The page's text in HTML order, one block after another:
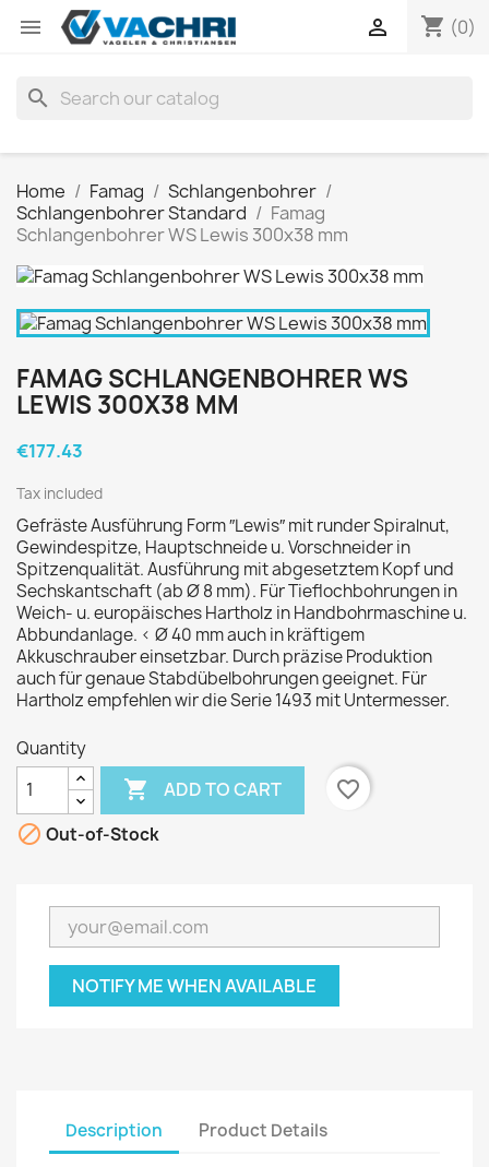
 shopping_cart (0)

search
Home Famag
Schlangenbohrer
Schlangenbohrer Standard
Famag
Schlangenbohrer WS Lewis 300x38 mm
FAMAG SCHLANGENBOHRER WS
LEWIS 300X38 MM
€177.43
Tax included
Gefräste Ausführung Form ″Lewis″ mit runder Spiralnut,
Gewindespitze, Hauptschneide u. Vorschneider in
Spitzenqualität. Ausführung mit abgesetztem Kopf und
Sechskantschaft (ab Ø 8 mm). Für Tieflochbohrungen in
Weich- u. europäisches Hartholz in Handbohrmaschine u.
Abbundanlage. < Ø 40 mm auch in kräftigem
Akkuschrauber einsetzbar. Durch präzise Produktion
auch für genaue Stabdübelbohrungen geeignet. Für
Hartholz empfehlen wir die Serie 1493 mit Untermesser.
Quantity
 ADD TO CART
favorite_border
 Out-of-Stock
NOTIFY ME WHEN AVAILABLE
Description Product Details